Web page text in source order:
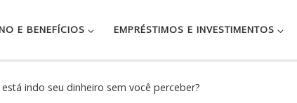
E BENEFÍCIOS EMPRÉSTIMOS E INVESTIMENTOS
indo seu dinheiro sem você perceber?